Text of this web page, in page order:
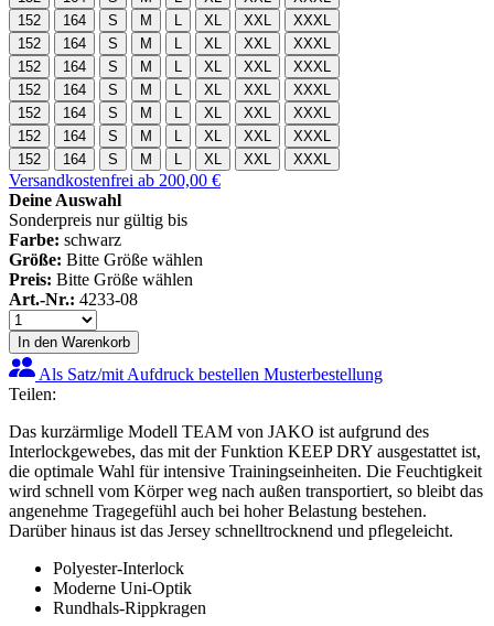
152
164 S M XL XXL
XXXL
152
164 S M XL XXL
XXXL
152
164 S M XL XXL
XXXL
152
164 S M XL XXL
XXXL
152
164 S M XL XXL
XXXL
152
164 S M XL XXL
XXXL
152
164 S M XL XXL XXXL
Versandkostenfrei ab 200,00 €
Deine Auswahl
Sonderpreis nur gültig bis
Farbe: schwarz
Größe: Bitte Größe wählen
Preis: Bitte Größe wählen
Art.-Nr.: 4233-08
In den Warenkorb
Als Satz/mit Aufdruck bestellen Musterbestellung
Teilen:
Das kurzärmlige Modell TEAM von JAKO ist aufgrund des
Interlockgewebes, das mit der Funktion KEEP DRY ausgestattet ist,
die optimale Wahl für intensive Trainingseinheiten. Die Feuchtigkeit
wird schnell vom Körper weg nach außen transportiert, so bleibt das
angenehme Tragegefühl auch bei hoher Belastung bestehen.
Darüber hinaus ist das Jersey schnelltrocknend und pflegeleicht.
Polyester-Interlock
Moderne Uni-Optik
Rundhals-Rippkragen